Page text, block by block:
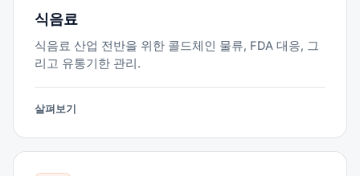
식음료
식음료 산업 전반을 위한 콜드체인 물류, FDA 대응, 그
리고 유통기한 관리.
살펴보기